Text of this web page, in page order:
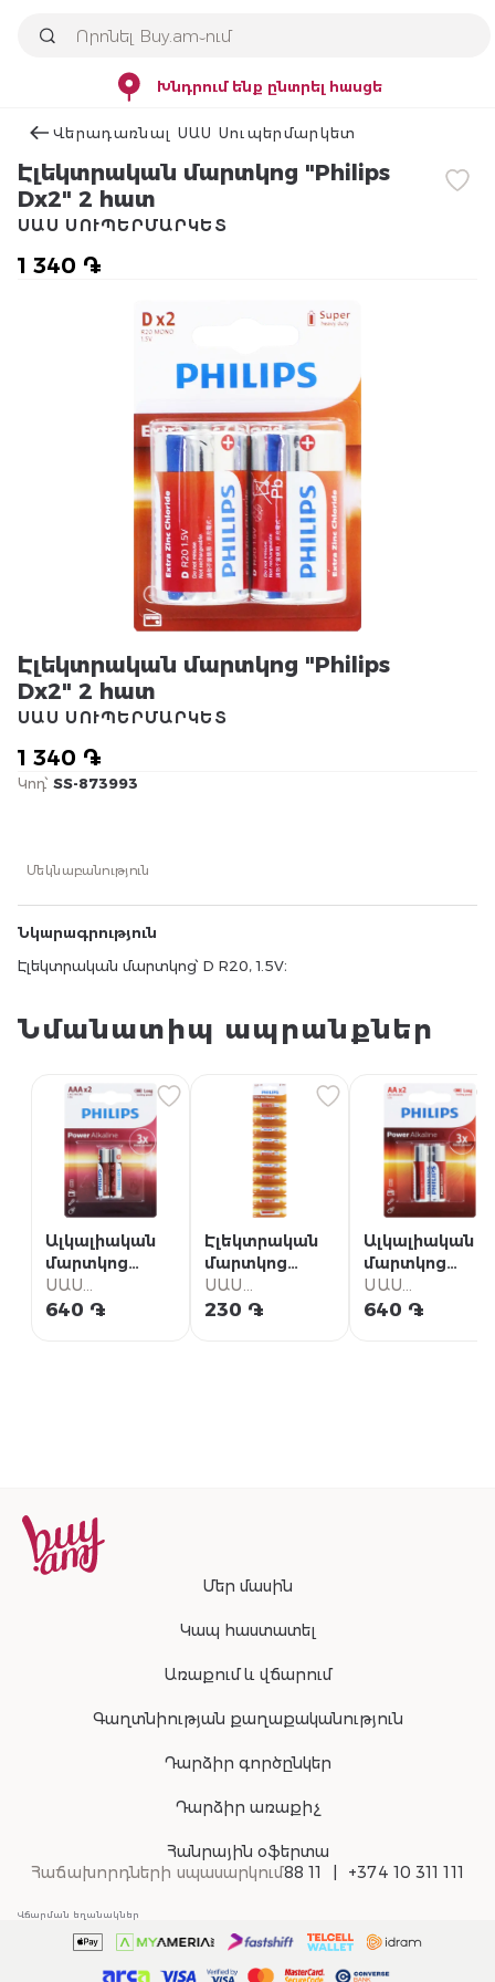
Խնդրում ենք ընտրել հասցե
Վերադառնալ ՍԱՍ Սուպերմարկետ
Էլեկտրական մարտկոց "Philips
Dx2" 2 հատ
1 340 ֏
ՍԱՍ ՍՈՒՊԵՐՄԱՐԿԵՏ
Էլեկտրական մարտկոց "Philips
Dx2" 2 հատ
1 340 ֏
ՍԱՍ ՍՈՒՊԵՐՄԱՐԿԵՏ
Կոդ՝ SS-873993
Մեկնաբանություն
Նկարագրություն
Էլեկտրական մարտկոց՝ D R20, 1.5V։
Նմանատիպ ապրանքներ
Ալկալիական
մարտկոց
"Philips AAA
LR03" 2 հատ
ՍԱՍ
Սուպերմարկետ
640 ֏
Էլեկտրական
մարտկոց
"Philips AAA
R03" 1 հատ
ՍԱՍ
Սուպերմարկետ
230 ֏
Ալկալիական
մարտկոց
"Philips AA
LR6" 2 հատ
ՍԱՍ
Սուպերմարկետ
640 ֏
Մեր մասին
Կապ հաստատել
Առաքում և վճարում
Գաղտնիության քաղաքականություն
Դարձիր գործընկեր
Դարձիր առաքիչ
Հանրային օֆերտա
Հաճախորդների սպասարկում88 11 +374 10 311 111
Վճարման եղանակներ